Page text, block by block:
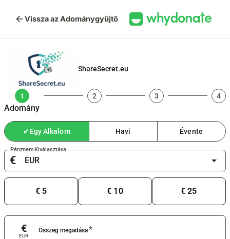
arrow_backVissza az Adománygyűjtő
ShareSecret.eu
1
Adomány
2 3 4
✔ Egy Alkalom Havi Évente
Pénznem Kiválasztása
€ arrow_drop_down
€ 5 € 10 € 25
Összeg megadása*
€
EUR